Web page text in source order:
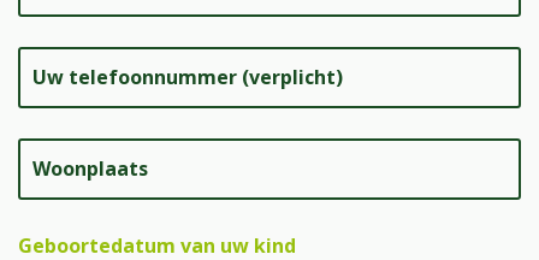
Uw telefoonnummer (verplicht)
Woonplaats
Geboortedatum van uw kind